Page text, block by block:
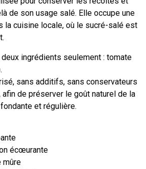
de son usage salé. Elle occupe une
la cuisine locale, où le sucré-salé est
ingrédients seulement : tomate
sans additifs, sans conservateurs
de préserver le goût naturel de la
et régulière.
écœurante
mûre